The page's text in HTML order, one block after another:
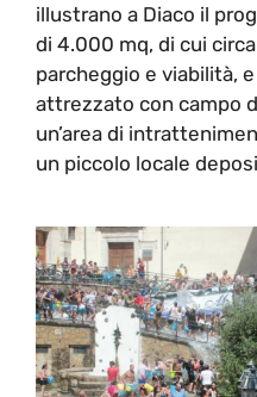
illustrano a Diaco il
di 4.000 mq, di cui
parcheggio e viabilità,
attrezzato con campo
un’area di
un piccolo locale